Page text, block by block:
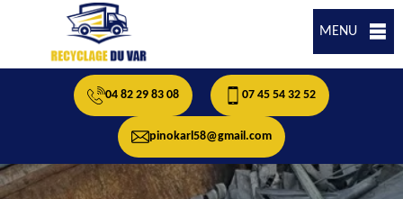
MENU
04 82 29 83 08 07 45 54 32 52
pinokarl58@gmail.com